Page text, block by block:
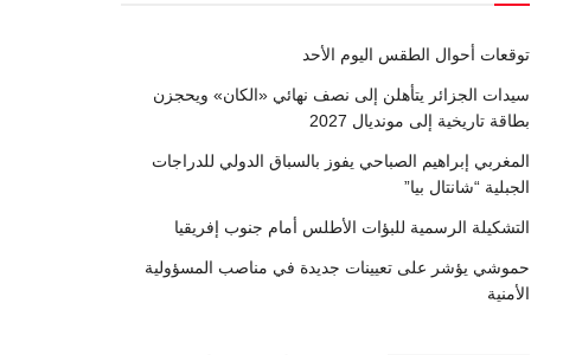
توقعات أحوال الطقس اليوم الأحد
سيدات الجزائر يتأهلن إلى نصف نهائي «الكان» ويحجزن
بطاقة تاريخية إلى مونديال 2027
المغربي إبراهيم الصباحي يفوز بالسباق الدولي للدراجات
الجبلية “شانتال بيا”
التشكيلة الرسمية للبؤات الأطلس أمام جنوب إفريقيا
حموشي يؤشر على تعيينات جديدة في مناصب المسؤولية
الأمنية